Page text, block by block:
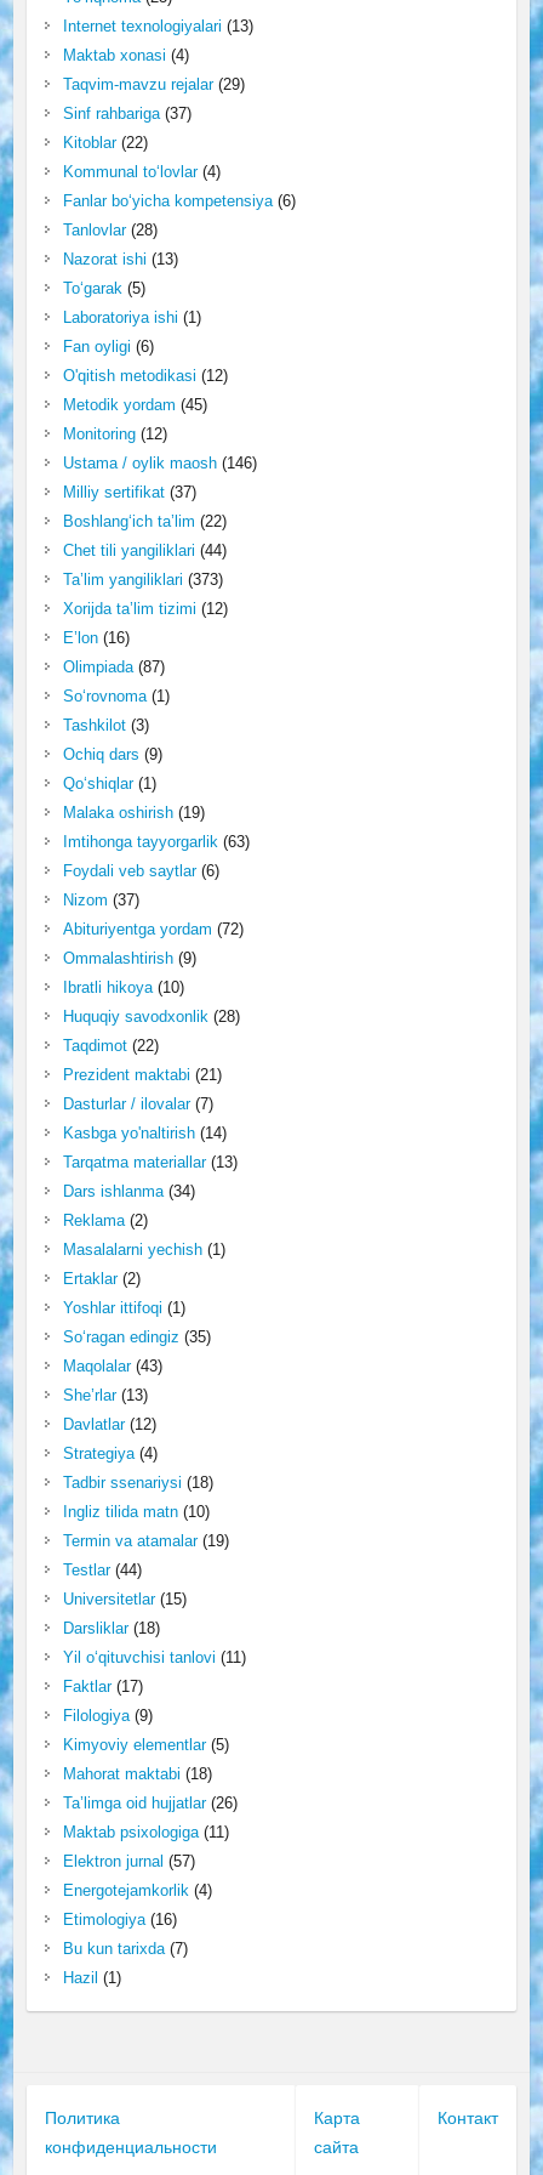
Internet texnologiyalari (13)
Maktab xonasi (4)
Taqvim-mavzu rejalar(29)
Sinf rahbariga(37)
Kitoblar(22)
Kommunal to‘lovlar(4)
Fanlar bo‘yicha kompetensiya(6)
Tanlovlar(28)
Nazorat ishi (13)
To‘garak(5)
Laboratoriya ishi (1)
Fan oyligi (6)
O'qitish metodikasi (12)
Metodik yordam (45)
Monitoring(12)
Ustama / oylik maosh(146)
Milliy sertifikat(37)
Boshlang‘ich ta’lim (22)
Chet tili yangiliklari (44)
Ta’lim yangiliklari (373)
Xorijda ta’lim tizimi (12)
E’lon(16)
Olimpiada(87)
So‘rovnoma(1)
Tashkilot(3)
Ochiq dars (9)
Qo‘shiqlar(1)
Malaka oshirish(19)
Imtihonga tayyorgarlik(63)
Foydali veb saytlar(6)
Nizom (37)
Abituriyentga yordam (72)
Ommalashtirish(9)
Ibratli hikoya(10)
Huquqiy savodxonlik(28)
Taqdimot(22)
Prezident maktabi (21)
Dasturlar / ilovalar(7)
Kasbga yo'naltirish(14)
Tarqatma materiallar(13)
Dars ishlanma(34)
Reklama(2)
Masalalarni yechish(1)
Ertaklar(2)
Yoshlar ittifoqi (1)
So‘ragan edingiz (35)
Maqolalar(43)
She’rlar(13)
Davlatlar(12)
Strategiya(4)
Tadbir ssenariysi (18)
Ingliz tilida matn(10)
Termin va atamalar(19)
Testlar(44)
Universitetlar(15)
Darsliklar(18)
Yil o‘qituvchisi tanlovi (11)
Faktlar(17)
Filologiya(9)
Kimyoviy elementlar(5)
Mahorat maktabi (18)
Ta’limga oid hujjatlar(26)
Maktab psixologiga(11)
Elektron jurnal (57)
Energotejamkorlik(4)
Etimologiya(16)
Bu kun tarixda(7)
Hazil (1)
Политика
конфиденциальности
Карта
сайта
Контакт